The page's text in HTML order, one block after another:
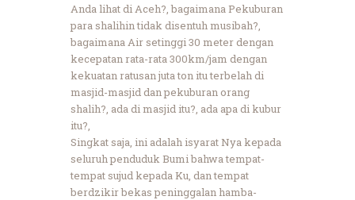
Anda lihat di Aceh?, bagaimana Pekuburan
para shalihin tidak disentuh musibah?,
bagaimana Air setinggi 30 meter dengan
kecepatan rata-rata 300km/jam dengan
kekuatan ratusan juta ton itu terbelah di
masjid-masjid dan pekuburan orang
shalih?, ada di masjid itu?, ada apa di kubur
itu?,
Singkat saja, ini adalah isyarat Nya kepada
seluruh penduduk Bumi bahwa tempat-
tempat sujud kepada Ku, dan tempat
berdzikir bekas peninggalan hamba-